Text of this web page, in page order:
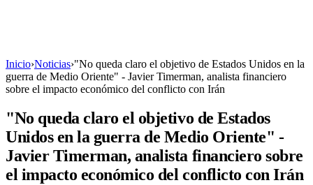
Inicio›Noticias›"No queda claro el objetivo de Estados Unidos en la
guerra de Medio Oriente" - Javier Timerman, analista financiero
sobre el impacto económico del conflicto con Irán
"No queda claro el objetivo de Estados
Unidos en la guerra de Medio Oriente" -
Javier Timerman, analista financiero sobre
el impacto económico del conflicto con Irán